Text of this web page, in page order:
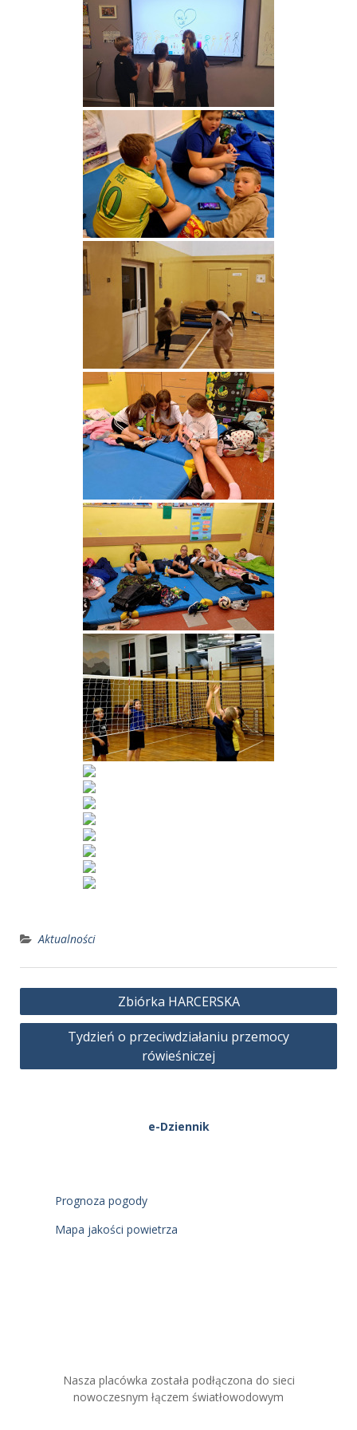
Aktualności
Nawigacja
wpisu
Zbiórka HARCERSKA
Tydzień o przeciwdziałaniu przemocy
rówieśniczej
e-Dziennik
Prognoza pogody
Mapa jakości powietrza
Nasza placówka została podłączona do sieci
nowoczesnym łączem światłowodowym